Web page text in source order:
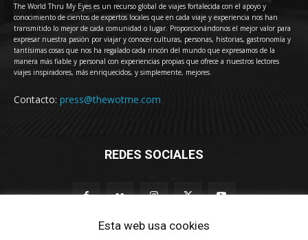
The World Thru My Eyes es un recurso global de viajes fortalecida con el apoyo y
conocimiento de cientos de expertos locales que en cada viaje y experiencia nos han
transmitido lo mejor de cada comunidad o lugar. Proporcionándonos el mejor valor para
expresar nuestra pasión por viajar y conocer culturas, personas, historias, gastronomía y
tantísimas cosas que nos ha regalado cada rincón del mundo que expresamos de la
manera más fiable y personal con experiencias propias que ofrece a nuestros lectores
viajes inspiradores, más enriquecidos, y simplemente, mejores.
Contacto: press@thewotme.com
REDES SOCIALES
Esta web usa cookies